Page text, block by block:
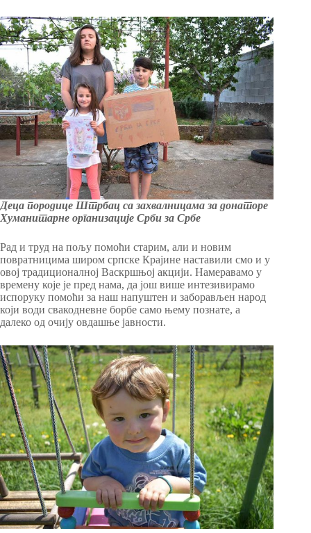
Деца породице Штрбац са захвалницама за донаторе
Хуманитарне организације Срби за Србе
Рад и труд на пољу помоћи старим, али и новим
повратницима широм српске Крајине наставили смо и у
овој традиционалној Васкршњој акцији. Намеравамо у
времену које је пред нама, да још више интезивирамо
испоруку помоћи за наш напуштен и заборављен народ
који води свакодневне борбе само њему познате, а
далеко од очију овдашње јавности.